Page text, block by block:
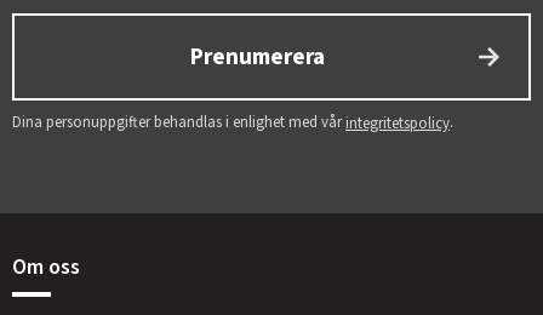
Prenumerera
Dina personuppgifter behandlas i enlighet med vårintegritetspolicy.
Om oss